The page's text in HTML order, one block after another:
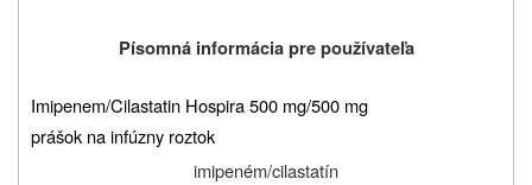
Písomná informácia pre používateľa
Imipenem/Cilastatin Hospira 500 mg/500 mg
prášok na infúzny roztok
imipeném/cilastatín